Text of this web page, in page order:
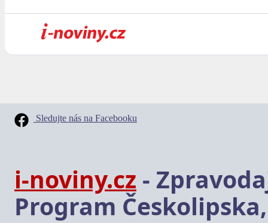
Sledujte nás na Facebooku
i-noviny.cz -
Program